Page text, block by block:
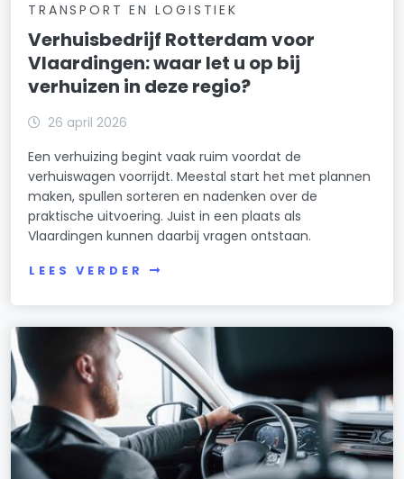
TRANSPORT EN LOGISTIEK
Verhuisbedrijf Rotterdam voor
Vlaardingen: waar let u op bij
verhuizen in deze regio?
26 april 2026
Een verhuizing begint vaak ruim voordat de
verhuiswagen voorrijdt. Meestal start het met plannen
maken, spullen sorteren en nadenken over de
praktische uitvoering. Juist in een plaats als
Vlaardingen kunnen daarbij vragen ontstaan.
LEES VERDER